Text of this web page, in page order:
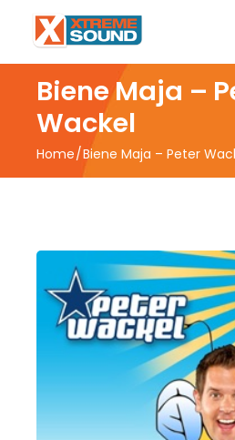
Biene Maja –
Wackel
Home Biene Maja – Peter